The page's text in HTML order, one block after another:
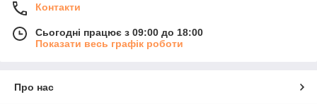
Контакти
Сьогодні працює з 09:00 до 18:00
Показати весь графік роботи
Про нас